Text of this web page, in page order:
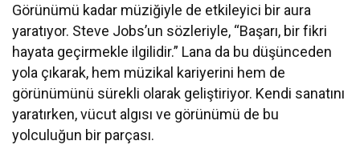
Görünümü kadar müziğiyle de etkileyici bir aura
yaratıyor. Steve Jobs’un sözleriyle, “Başarı, bir fikri
hayata geçirmekle ilgilidir.” Lana da bu düşünceden
yola çıkarak, hem müzikal kariyerini hem de
görünümünü sürekli olarak geliştiriyor. Kendi sanatını
yaratırken, vücut algısı ve görünümü de bu
yolculuğun bir parçası.